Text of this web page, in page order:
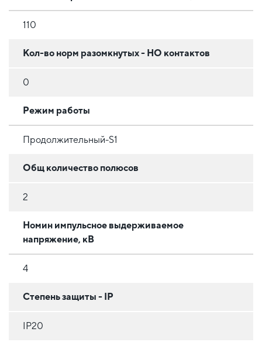
110
Кол-во норм разомкнутых - НО контактов
0
Режим работы
Продолжительный-S1
Общ количество полюсов
2
Номин импульсное выдерживаемое
напряжение, кВ
4
Степень защиты - IP
IP20